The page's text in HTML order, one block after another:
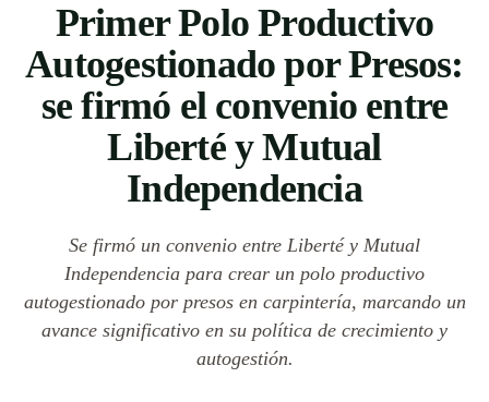
Primer Polo Productivo
Autogestionado por Presos:
se firmó el convenio entre
Liberté y Mutual
Independencia
Se firmó un convenio entre Liberté y Mutual
Independencia para crear un polo productivo
autogestionado por presos en carpintería, marcando un
avance significativo en su política de crecimiento y
autogestión.